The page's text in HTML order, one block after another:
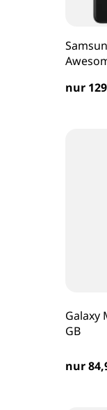
nur
Galaxy
GB
nur